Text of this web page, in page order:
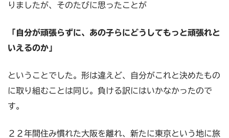
りましたが、そのたびに思ったことが
「自分が頑張らずに、あの子らにどうしてもっと頑張れと
いえるのか」
ということでした。形は違えど、自分がこれと決めたもの
に取り組むことは同じ。負ける訳にはいかなかったので
す。
２２年間住み慣れた大阪を離れ、新たに東京という地に旅